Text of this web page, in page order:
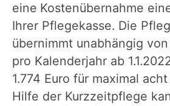
eine Kostenübernahme
Ihrer Pflegekasse. Die
übernimmt unabhängig
pro Kalenderjahr ab
1.774 Euro für maximal
Hilfe der Kurzzeitpflege